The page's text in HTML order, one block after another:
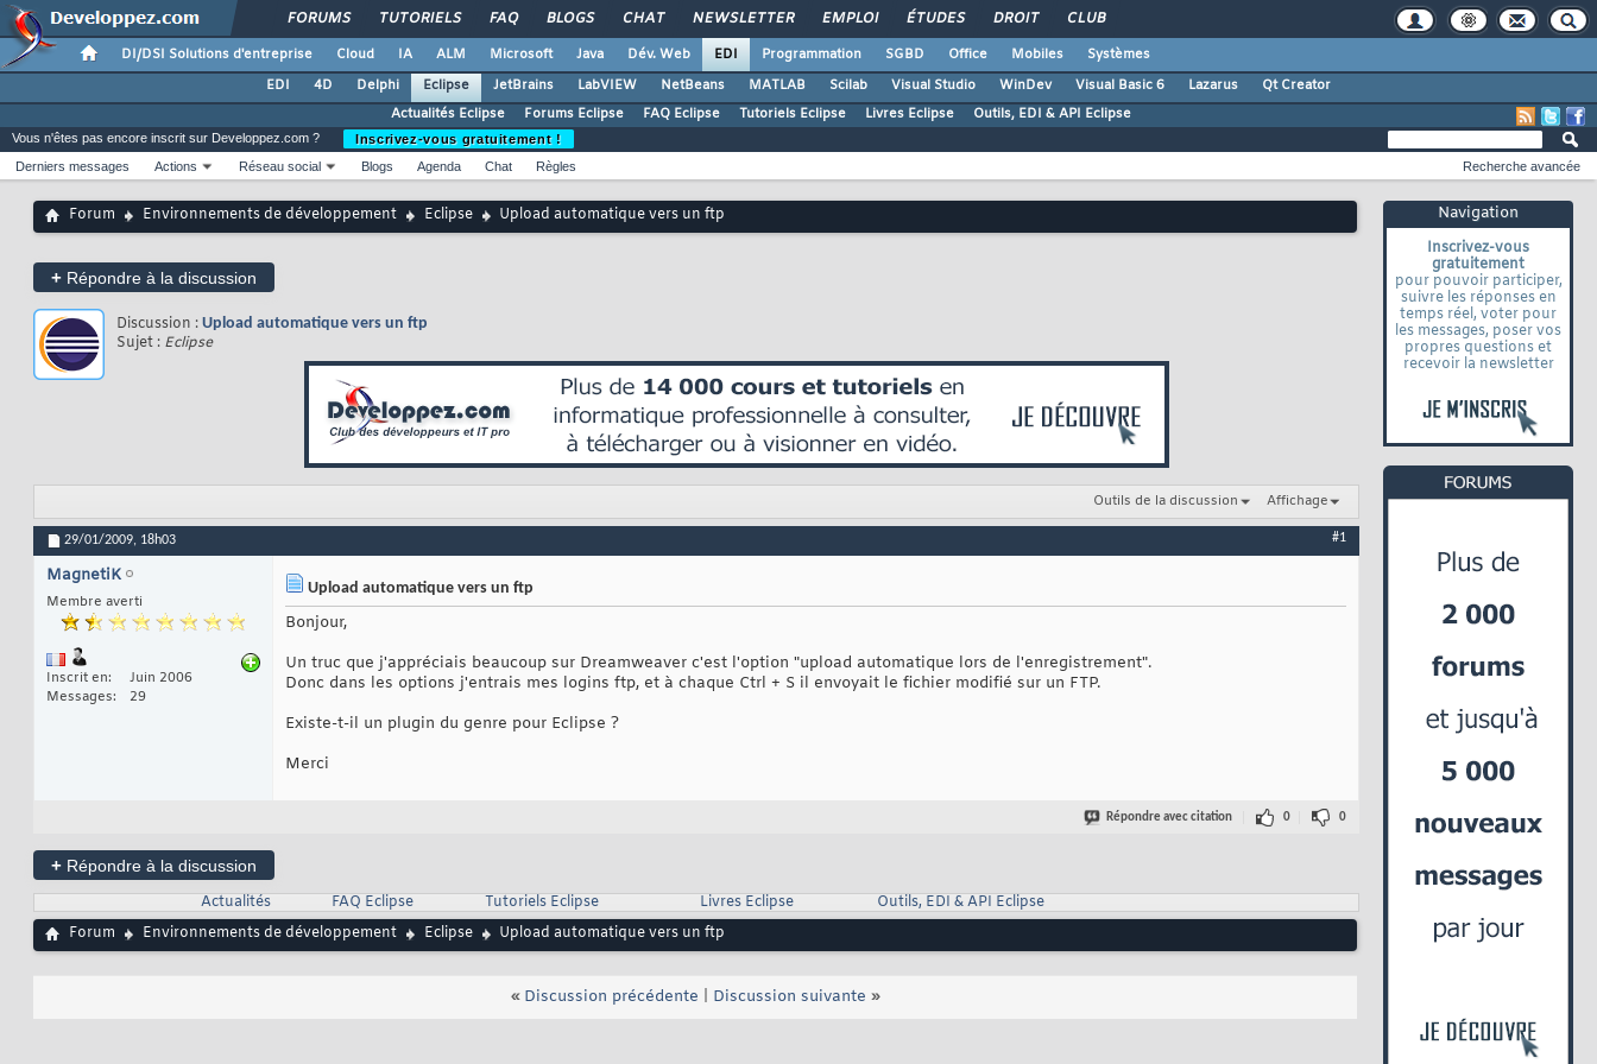
FORUMS TUTORIELS FAQ BLOGS CHAT NEWSLETTER EMPLOI ÉTUDES DROIT CLUB
DI/DSI Solutions d'entreprise Cloud IA ALM Microsoft Java Dév. Web EDI Programmation SGBD Office Mobiles
Systèmes
EDI
4D Delphi Eclipse JetBrains LabVIEW NetBeans MATLAB Scilab Visual Studio WinDev Visual Basic 6 Lazarus
Qt Creator
Actualités Eclipse
Forums Eclipse FAQ Eclipse Tutoriels Eclipse Livres Eclipse Outils, EDI & API Eclipse
Navigation
Inscrivez-vous
gratuitement
pour pouvoir participer,
suivre les réponses en
temps réel, voter pour
les messages, poser vos
propres questions et
recevoir la newsletter
Vous n'êtes pas encore inscrit sur Developpez.com ?
Inscrivez-vous gratuitement !
Derniers messages
Actions Réseau social Blogs Agenda Chat Règles Recherche avancée
Forum Environnements de développement Eclipse Upload automatique vers un ftp
+ Répondre à la discussion
Discussion : Upload automatique vers un ftp
Sujet : Eclipse
Outils de la discussion Affichage
29/01/2009, 18h03 #1
MagnetiK
Membre averti
Inscrit en
Juin 2006
Messages
29
Upload automatique vers un ftp
Bonjour,
Un truc que j'appréciais beaucoup sur Dreamweaver c'est l'option "upload automatique lors de l'enregistrement".
Donc dans les options j'entrais mes logins ftp, et à chaque Ctrl + S il envoyait le fichier modifié sur un FTP.
Existe-t-il un plugin du genre pour Eclipse ?
Merci
Répondre avec citation 0 0
+ Répondre à la discussion
Actualités
FAQ Eclipse Tutoriels Eclipse Livres Eclipse
Outils, EDI & API Eclipse
Forum
Environnements de développement Eclipse Upload automatique vers un ftp
« Discussion précédente Discussion suivante »